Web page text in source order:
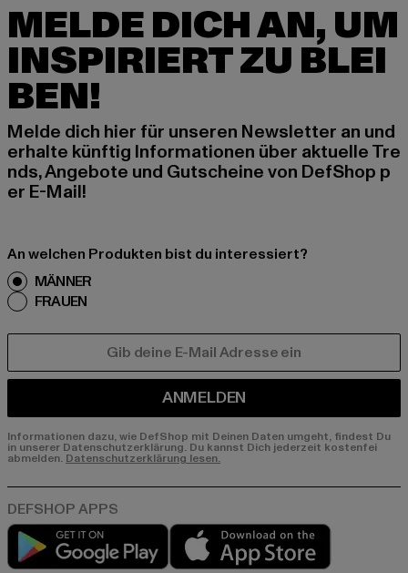
MELDE DICH AN, UM
INSPIRIERT ZU BLEI
BEN!
Melde dich hier für unseren Newsletter an und
erhalte künftig Informationen über aktuelle Tre
nds, Angebote und Gutscheine von DefShop p
er E-Mail!
An welchen Produkten bist du interessiert?
MÄNNER
FRAUEN
ANMELDEN
Informationen dazu, wie DefShop mit Deinen Daten umgeht, findest Du
in unserer Datenschutzerklärung. Du kannst Dich jederzeit kostenfei
abmelden. Datenschutzerklärung lesen.
Play market